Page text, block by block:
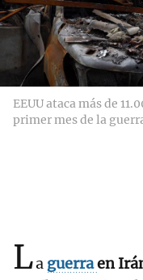
EEUU ataca más de
primer mes de la
La guerraen